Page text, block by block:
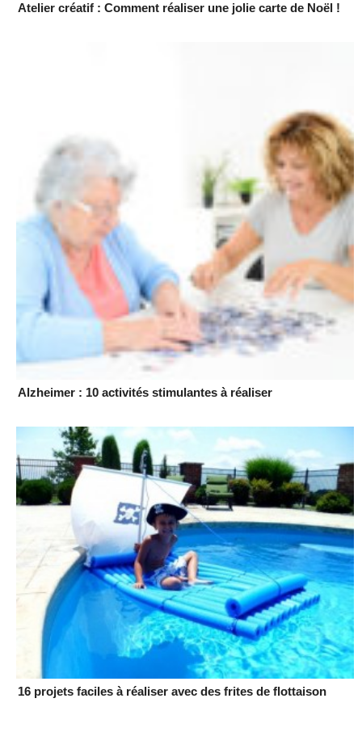
Atelier créatif : Comment réaliser une jolie carte de Noël !
Alzheimer : 10 activités stimulantes à réaliser
16 projets faciles à réaliser avec des frites de flottaison